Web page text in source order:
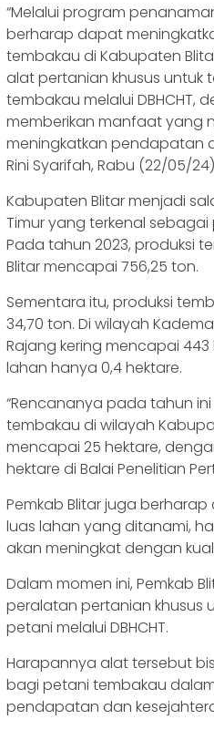
“Melalui program
berharap dapat
tembakau di Kabupaten
alat pertanian khusus untuk
tembakau melalui DBHCHT,
memberikan manfaat yang
meningkatkan pendapatan
Rini Syarifah, Rabu (22/05/
Kabupaten Blitar menjadi
Timur yang terkenal
Pada tahun 2023, produksi
Blitar mencapai 756,25 ton.
Sementara itu, produksi
34,70 ton. Di wilayah
Rajang kering mencapai
lahan hanya 0,4 hektare.
“Rencananya pada tahun
tembakau di wilayah
mencapai 25 hektare,
hektare di Balai Penelitian
Pemkab Blitar juga
luas lahan yang ditanami,
akan meningkat dengan
Dalam momen ini, Pemkab
peralatan pertanian khusus
petani melalui DBHCHT.
Harapannya alat tersebut
bagi petani tembakau
pendapatan dan